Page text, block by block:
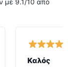
με 9.1/10 από
Καλός